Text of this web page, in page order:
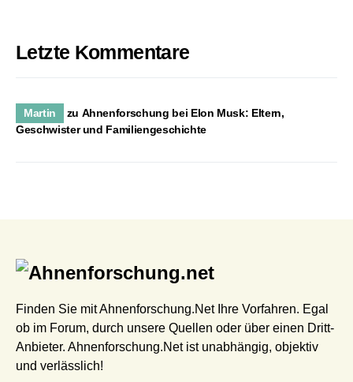
Letzte Kommentare
Martin zu Ahnenforschung bei Elon Musk: Eltern,
Geschwister und Familiengeschichte
Finden Sie mit Ahnenforschung.Net Ihre Vorfahren. Egal
ob im Forum, durch unsere Quellen oder über einen Dritt-
Anbieter. Ahnenforschung.Net ist unabhängig, objektiv
und verlässlich!